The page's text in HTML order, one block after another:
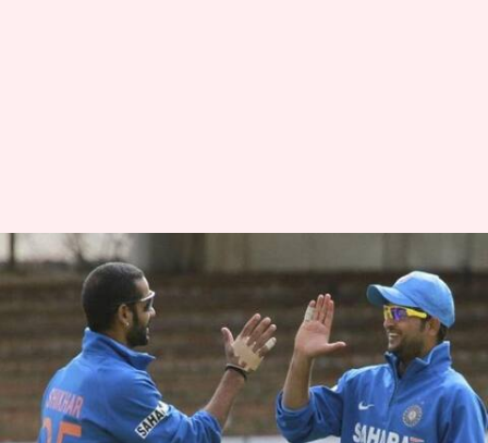
முன்னாள் கிரிக்கெட்
வீரர்கள் சுரேஷ் ரெய்னா,
ஷிகர் தவானின்
சொத்துக்கள் முடக்கம்;
அமலாக்கத்துறை
நடவடிக்கை